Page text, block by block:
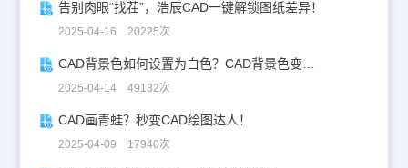
告别肉眼“找茬”，浩辰CAD一键解锁图纸差异！
2025-04-16 20225次
CAD背景色如何设置为白色？CAD背景色变白实操指南
2025-04-14 49132次
CAD画青蛙？秒变CAD绘图达人！
2025-04-09 17940次